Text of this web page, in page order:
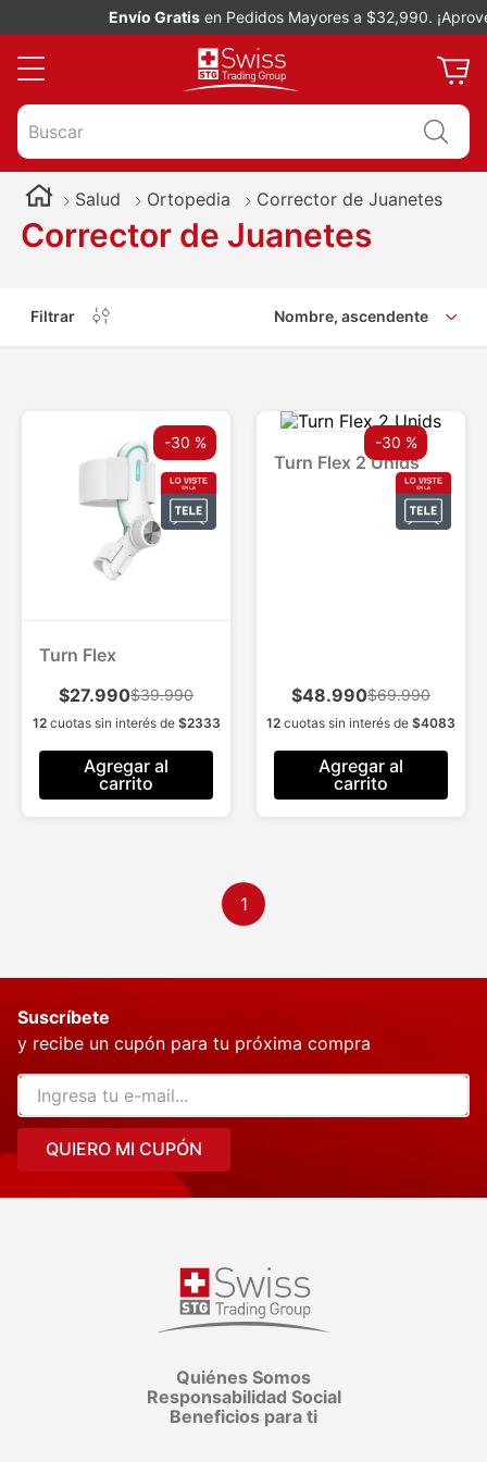
Envío Gratisen Pedidos Mayores a $32,990.
Buscar
Salud Ortopedia Corrector de Juanetes
Corrector de Juanetes
Filtrar Nombre, ascendente
-30 %
Turn Flex
$27.990$39.990
12cuotas sin interés de $2333
Agregar al
carrito
-30 %
Turn Flex 2 Unids
$48.990$69.990
12 cuotas sin interés de $4083
Agregar al
carrito
1
Suscríbete
y recibe un cupón para tu próxima compra
QUIERO MI CUPÓN
Quiénes Somos
Responsabilidad Social
Beneficios para ti